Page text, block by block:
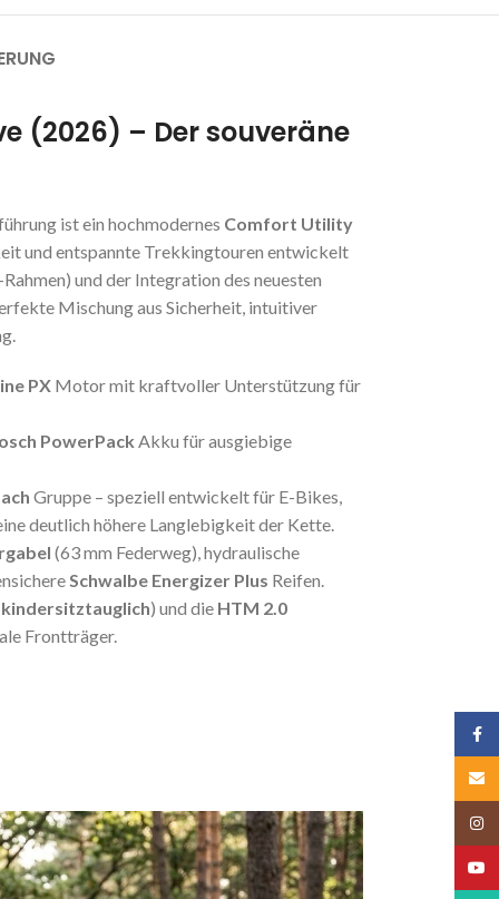
(2026) – Der souveräne
ist ein hochmodernes Comfort Utility
und entspannte Trekkingtouren entwickelt
und der Integration des neuesten
Mischung aus Sicherheit, intuitiver
PX Motor mit kraftvoller Unterstützung für
PowerPack Akku für ausgiebige
Gruppe – speziell entwickelt für E-Bikes,
deutlich höhere Langlebigkeit der Kette.
(63 mm Federweg), hydraulische
Schwalbe Energizer Plus Reifen.
kindersitztauglich) und die HTM 2.0
Frontträger.
Email